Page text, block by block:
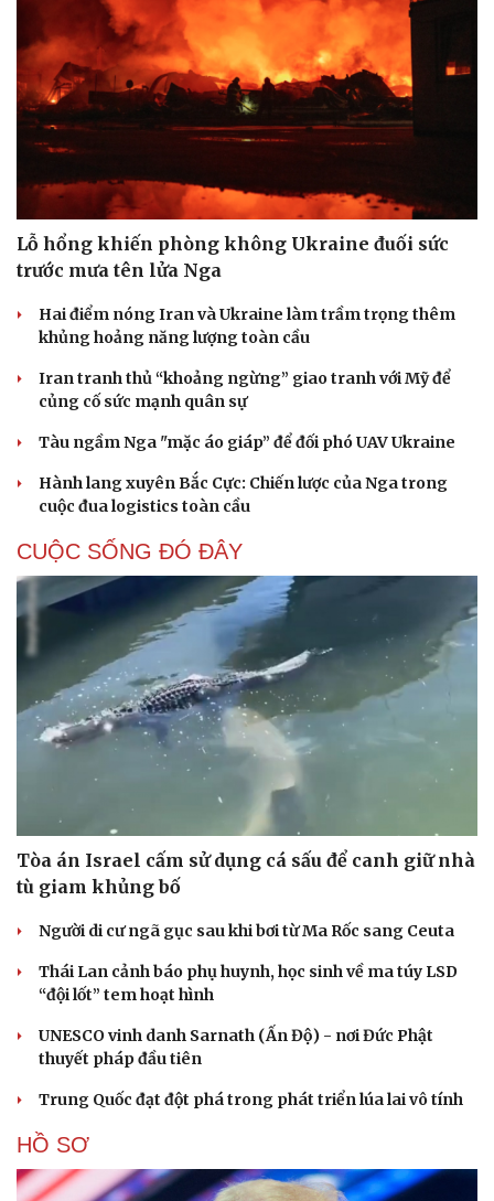
Cải chính
Lỗ hổng khiến phòng không Ukraine đuối sức
trước mưa tên lửa Nga
Hai điểm nóng Iran và Ukraine làm trầm trọng thêm
khủng hoảng năng lượng toàn cầu
Iran tranh thủ “khoảng ngừng” giao tranh với Mỹ để
củng cố sức mạnh quân sự
Tàu ngầm Nga "mặc áo giáp” để đối phó UAV Ukraine
Hành lang xuyên Bắc Cực: Chiến lược của Nga trong
cuộc đua logistics toàn cầu
CUỘC SỐNG ĐÓ ĐÂY
Tòa án Israel cấm sử dụng cá sấu để canh giữ nhà
tù giam khủng bố
Người di cư ngã gục sau khi bơi từ Ma Rốc sang Ceuta
Thái Lan cảnh báo phụ huynh, học sinh về ma túy LSD
“đội lốt” tem hoạt hình
UNESCO vinh danh Sarnath (Ấn Độ) - nơi Đức Phật
thuyết pháp đầu tiên
Trung Quốc đạt đột phá trong phát triển lúa lai vô tính
HỒ SƠ